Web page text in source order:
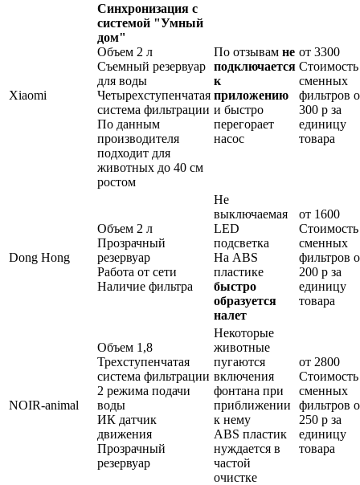
Xiaomi
Синхронизация с
системой "Умный
дом"
Объем 2 л
Съемный резервуар
для воды
Четырехступенчатая
система фильтрации
По данным
производителя
подходит для
животных до 40 см
ростом
По отзывам не
подключается
к
приложению
и быстро
перегорает
насос
от 3300
Стоимость
сменных
фильтров
300 р за
единицу
товара
Dong Hong
Объем 2 л
Прозрачный
резервуар
Работа от сети
Наличие фильтра
Не
выключаемая
LED
подсветка
На ABS
пластике
быстро
образуется
налет
от 1600
Стоимость
сменных
фильтров
200 р за
единицу
товара
NOIR-animal
Объем 1,8
Трехступенчатая
система фильтрации
2 режима подачи
воды
ИК датчик
движения
Прозрачный
резервуар
Некоторые
животные
пугаются
включения
фонтана при
приближении
к нему
ABS пластик
нуждается в
частой
очистке
от 2800
Стоимость
сменных
фильтров
250 р за
единицу
товара